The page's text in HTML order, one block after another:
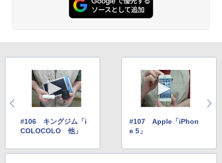
#106 キングジム「i
COLOCOLO 他」
#107 Apple「iPhon
e 5」